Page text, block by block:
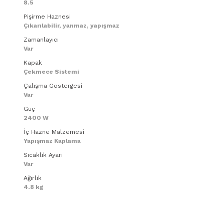
8.5
Pişirme Haznesi
Çıkarılabilir, yanmaz, yapışmaz
Zamanlayıcı
Var
Kapak
Çekmece Sistemi
Çalışma Göstergesi
Var
Güç
2400 W
İç Hazne Malzemesi
Yapışmaz Kaplama
Sıcaklık Ayarı
Var
Ağırlık
4.8 kg